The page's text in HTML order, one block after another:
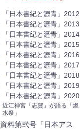
「日本書紀と瀝青」2012
「日本書紀と瀝青」2013
「日本書紀と瀝青」2014
「日本書紀と瀝青」2015
「日本書紀と瀝青」2016
「日本書紀と瀝青」2017
「日本書紀と瀝青」2018
「日本書紀と瀝青」2019
「日本書紀と瀝青」2020
近江神宮「志賀」が語る「燃
水祭」
資料第弐号「日本アス